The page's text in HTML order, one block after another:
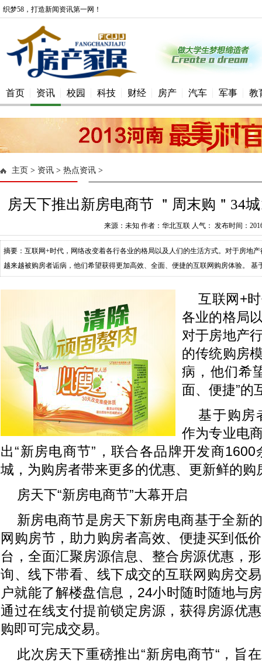
织梦58，打造新闻资讯第一网！
首页 资讯 校园 科技 财经 房产 汽车 军事 教
主页 > 资讯 > 热点资讯 >
房天下推出新房电商节 ＂周末购＂34
来源：未知 作者：华北互联 人气： 发布时间：
摘要：互联网+时代，网络改变着各行各业的格局以及人们的生活方式。对于房地
越来越被购房者诟病，他们希望获得更加高效、全面、便捷的互联网购房体验。
互联网+
各业的格局
对于房地产
的传统购房
病，他们希
面、便捷”的
基于购房
作为专业电
出“新房电商节”，联合各品牌开发商
城，为购房者带来更多的优惠、更新鲜的购
房天下“新房电商节”大幕开启
新房电商节是房天下新房电商基于全新
网购房节，助力购房者高效、便捷买到低
台，全面汇聚房源信息、整合房源优惠，
询、线下带看、线下成交的互联网购房交
户就能了解楼盘信息，24小时随时随地与
通过在线支付提前锁定房源，获得房源优
购即可完成交易。
此次房天下重磅推出“新房电商节“，旨